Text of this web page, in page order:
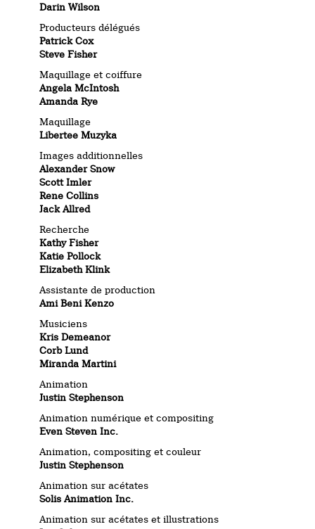
Darin Wilson
Producteurs délégués
Patrick Cox
Steve Fisher
Maquillage et coiffure
Angela McIntosh
Amanda Rye
Maquillage
Libertee Muzyka
Images additionnelles
Alexander Snow
Scott Imler
Rene Collins
Jack Allred
Recherche
Kathy Fisher
Katie Pollock
Elizabeth Klink
Assistante de production
Ami Beni Kenzo
Musiciens
Kris Demeanor
Corb Lund
Miranda Martini
Animation
Justin Stephenson
Animation numérique et compositing
Even Steven Inc.
Animation, compositing et couleur
Justin Stephenson
Animation sur acétates
Solis Animation Inc.
Animation sur acétates et illustrations